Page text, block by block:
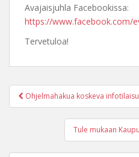
Avajaisjuhla Facebookissa:
https://www.facebook.com/
Tervetuloa!
Post
navigation
Ohjelmahakua koskeva
Tule mukaan